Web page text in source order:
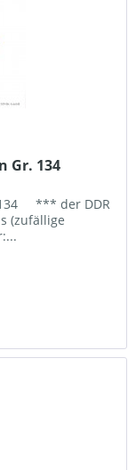
Gr. 134
134 *** der DDR
(zufällige